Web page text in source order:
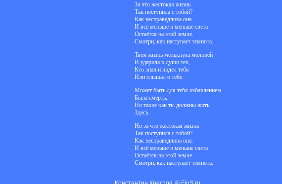
За что жестокая жизнь
Так поступила с тобой?
Как несправедлива она.
И всё меньше и меньше света
Остаётся на этой земле.
Смотри, как наступает темнота.
Твоя жизнь мелькнула молнией
И ударила в души тех,
Кто знал и видел тебя
Или слышал о тебе.
Может быть для тебя избавлением
Была смерть,
Но такие как ты должны жить
Здесь.
Но за что жестокая жизнь
Так поступила с тобой?
Как несправедлива она.
И всё меньше и меньше света
Остаётся на этой земле.
Смотри, как наступает темнота.